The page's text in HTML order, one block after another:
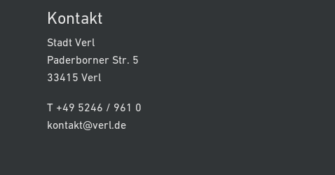
Kontakt
Stadt Verl
Paderborner Str. 5
33415 Verl
T +49 5246 / 961 0
kontakt@verl.de